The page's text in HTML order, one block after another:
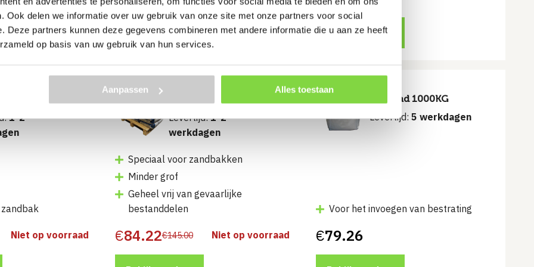
Ook delen we informatie over uw gebruik van onze site met onze partners voor social
Deze partners kunnen deze gegevens combineren met andere informatie die u aan ze heeft
op basis van uw gebruik van hun services.
Aanpassen Alles toestaan
Bekijk product Bekijk product
1-2
Niet op voorraad
Levertijd:1-2
werkdagen
Speciaal voor zandbakken
Minder grof
Geheel vrij van gevaarlijke
bestanddelen
€145.00
Oorspronkelijke
was:
€84.22
Huidige
is:
Niet op voorraad
Witzand 1000KG
Levertijd:5 werkdagen
Voor het invoegen van bestrating
€79.26